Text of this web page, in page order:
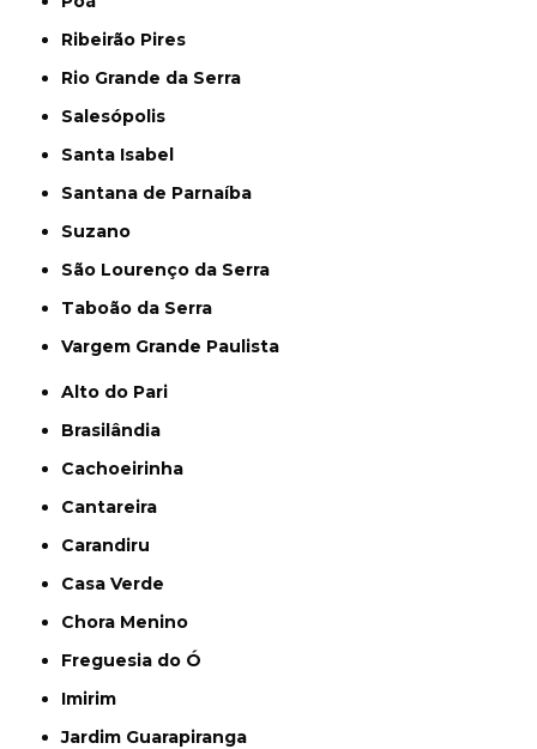
Ribeirão Pires
Rio Grande da Serra
Salesópolis
Santa Isabel
Santana de Parnaíba
Suzano
São Lourenço da Serra
Taboão da Serra
Vargem Grande Paulista
Alto do Pari
Brasilândia
Cachoeirinha
Cantareira
Carandiru
Casa Verde
Chora Menino
Freguesia do Ó
Imirim
Jardim Guarapiranga